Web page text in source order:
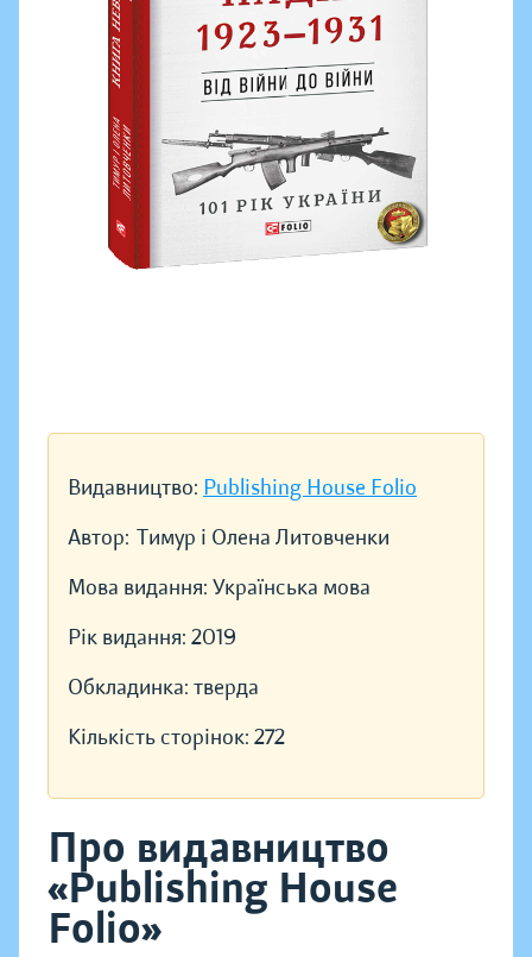
Видавництво: Publishing House Folio
Автор: Тимур і Олена Литовченки
Мова видання: Українська мова
Рік видання: 2019
Обкладинка: тверда
Кількість сторінок: 272
Про видавництво
«Publishing House
Folio»